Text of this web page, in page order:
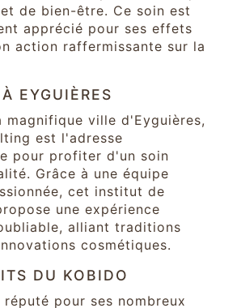
de bien-être. Ce soin est
apprécié pour ses effets
action raffermissante sur la
EYGUIÈRES
magnifique ville d'Eyguières,
est l'adresse
pour profiter d'un soin
Grâce à une équipe
cet institut de
une expérience
alliant traditions
cosmétiques.
DU KOBIDO
pour ses nombreux